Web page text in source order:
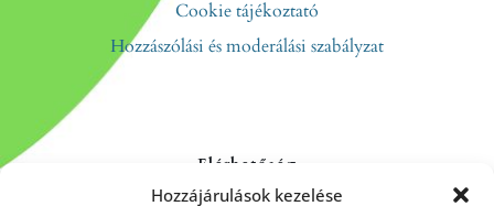
Hozzájárulások kezelése
Cookie tájékoztató
Hozzászólási és moderálási szabályzat
Elérhetőség